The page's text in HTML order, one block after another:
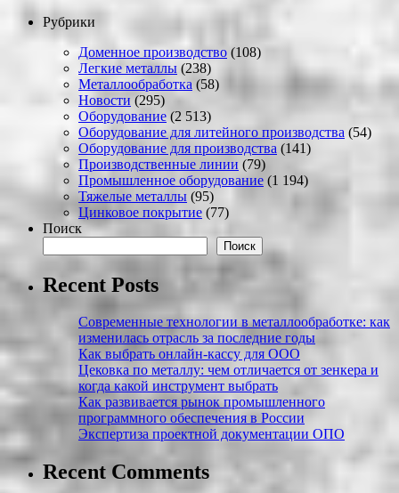
Рубрики
Доменное производство (108)
Легкие металлы (238)
Металлообработка (58)
Новости (295)
Оборудование (2 513)
Оборудование для литейного производства (54)
Оборудование для производства (141)
Производственные линии (79)
Промышленное оборудование (1 194)
Тяжелые металлы (95)
Цинковое покрытие (77)
Поиск
Поиск
Recent Posts
Современные технологии в металлообработке: как
изменилась отрасль за последние годы
Как выбрать онлайн-кассу для ООО
Цековка по металлу: чем отличается от зенкера и
когда какой инструмент выбрать
Как развивается рынок промышленного
программного обеспечения в России
Экспертиза проектной документации ОПО
Recent Comments